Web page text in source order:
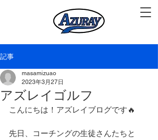
記事
アズレイゴルフ
masamizuao
2023年3月27日
こんにちは！アズレイブログです🔥
先日、コーチングの生徒さんたちと